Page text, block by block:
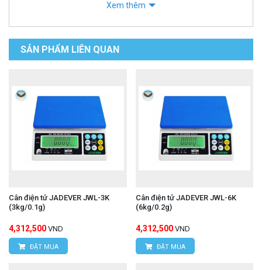
Xem thêm
SẢN PHẨM LIÊN QUAN
Cân điện tử JADEVER JWL-3K
(3kg/0.1g)
4,312,500 VND
ĐẶT MUA
Cân điện tử JADEVER JWL-6K
(6kg/0.2g)
4,312,500 VND
ĐẶT MUA